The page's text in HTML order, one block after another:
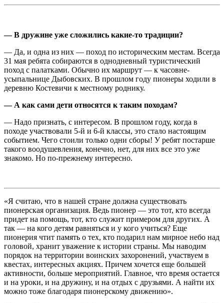
— В дружине уже сложились какие-то традиции?
— Да, и одна из них — поход по историческим местам. Всегда
31 мая ребята собираются в однодневный туристический
поход с палатками. Обычно их маршрут — к часовне-
усыпальнице Дыбовских. В прошлом году пионеры ходили в
деревню Костевичи к местному роднику.
— А как сами дети относятся к таким походам?
— Надо признать, с интересом. В прошлом году, когда в
походе участвовали 5-й и 6-й классы, это стало настоящим
событием. Чего стоили только одни сборы! У ребят постарше
такого воодушевления, конечно, нет, для них все это уже
знакомо. Но по-прежнему интересно.
«Я считаю, что в нашей стране должна существовать
пионерская организация. Ведь пионер — это тот, кто всегда
придет на помощь, тот, кто служит примером для других. А
так — на кого детям равняться и у кого учиться? Еще
пионерия чтит память о тех, кто подарил нам мирное небо над
головой, хранит уважение к истории страны. Мы наводим
порядок на территории воинских захоронений, участвуем в
квестах, интересных акциях. Причем хочется еще большей
активности, больше мероприятий. Главное, что время остается
и на уроки, и на дружину, и на отдых с друзьями. А найти их
можно тоже благодаря пионерскому движению».